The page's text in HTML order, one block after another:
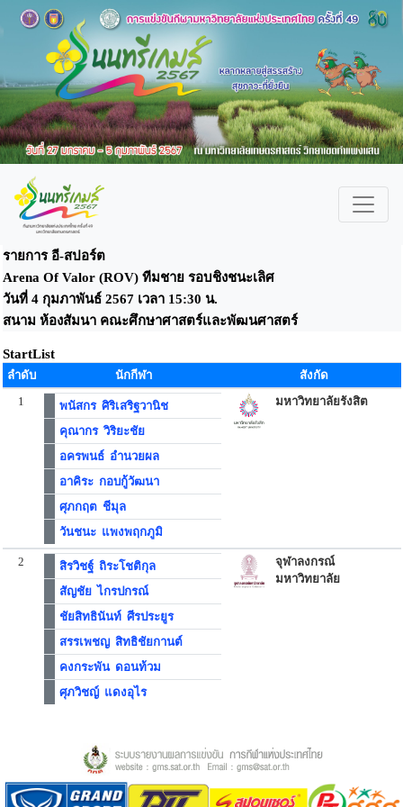
รายการ อี-สปอร์ต
Arena Of Valor (ROV) ทีมชาย รอบชิงชนะเลิศ
วันที่ 4 กุมภาพันธ์ 2567 เวลา 15:30 น.
สนาม ห้องสัมนา คณะศึกษาศาสตร์และพัฒนศาสตร์
StartList
ลำดับ นักกีฬา
สังกัด
1
พนัสกร ศิริเสริฐวานิช
คุณากร วิริยะชัย
อครพนธ์ อำนวยผล
อาคิระ กอบกู้วัฒนา
ศุภกฤต ชีมุล
วันชนะ แพงพฤกภูมิ
มหาวิทยาลัยรังสิต
2
สิรวิชฐ์ ถิระโชติกุล
สัญชัย ไกรปกรณ์
ชัยสิทธินันท์ ศีรประยูร
สรรเพชญ สิทธิชัยกานต์
คงกระพัน ดอนท้วม
ศุภวิชญ์ แดงอุไร
จุฬาลงกรณ์
มหาวิทยาลัย